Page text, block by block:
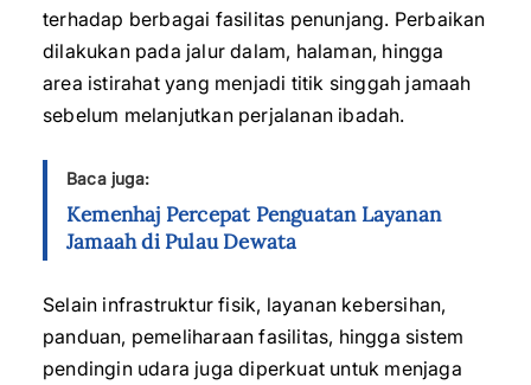
terhadap berbagai fasilitas penunjang. Perbaikan
dilakukan pada jalur dalam, halaman, hingga
area istirahat yang menjadi titik singgah jamaah
sebelum melanjutkan perjalanan ibadah.
Baca juga:
Kemenhaj Percepat Penguatan Layanan
Jamaah di Pulau Dewata
Selain infrastruktur fisik, layanan kebersihan,
panduan, pemeliharaan fasilitas, hingga sistem
pendingin udara juga diperkuat untuk menjaga